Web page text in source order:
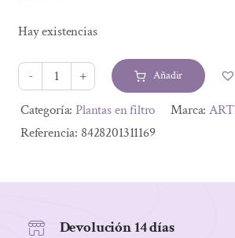
era:
3,50 €.
es:
3,15 €.
Hay existencias
ALCACHOFERA
BIO
20
Añadir
Alternative:
Categoría:Plantas en filtro Marca:
Referencia: 8428201311169
Devolución 14 días